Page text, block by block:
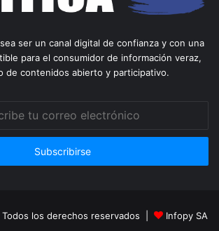
ser un canal digital de confianza y con una
para el consumidor de información veraz,
de contenidos abierto y participativo.
los derechos reservados |
Infopy SA